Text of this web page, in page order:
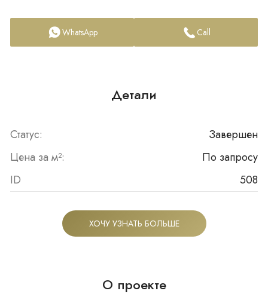
WhatsApp Call
Детали
Статус:
Завершен
Цена за м²:
По запросу
ID
508
ХОЧУ УЗНАТЬ БОЛЬШЕ
О проекте